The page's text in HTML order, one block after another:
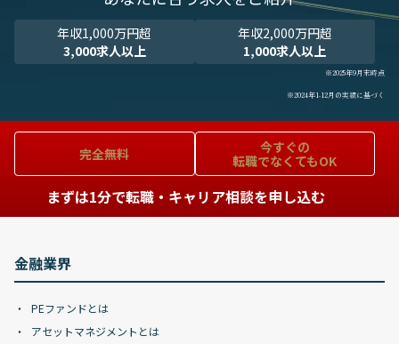
年収1,000万円超
3,000求人以上
年収2,000万円超
1,000求人以上
※2025年9月末時点
※2024年1-12月の実績に基づく
完全無料
今すぐの
転職でなくてもOK
まずは1分で転職・キャリア相談を申し込む
金融業界
PEファンドとは
アセットマネジメントとは